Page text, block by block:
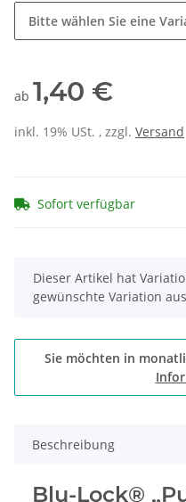
Bitte wählen Sie eine
ab 1,40 €
inkl. 19% USt. , zzgl. Versand
Sofort verfügbar
x
Dieser Artikel hat
gewünschte Variation
Sie möchten in
Beschreibung
Blu-Lock®